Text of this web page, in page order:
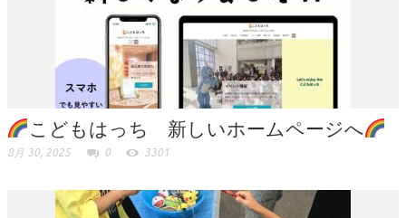
こどもはっち 新しいホームページへ
8月 30, 2025 0 3301